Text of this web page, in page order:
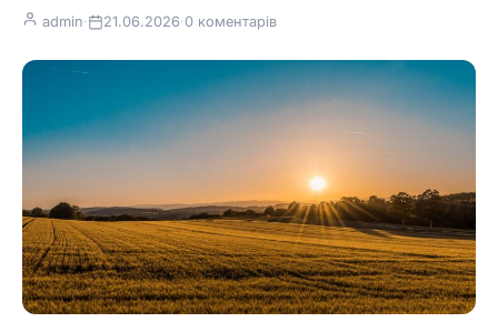
admin· 21.06.2026·0 коментарів